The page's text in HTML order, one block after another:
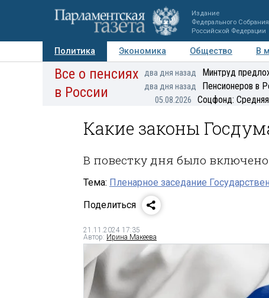
Издание
Федерального Собрания
Российской Федерации
Политика Экономика Общество В
Авторы Персоны Мнения Регионы
Все о пенсиях
в России
два дня назад Минтруд
два дня назад Пенсионеров в
05.08.2026 Соцфонд:
Какие законы
В повестку дня было
Тема: Пленарное заседание
Поделиться
21.11.2024 17:35
Автор: Ирина Макеева